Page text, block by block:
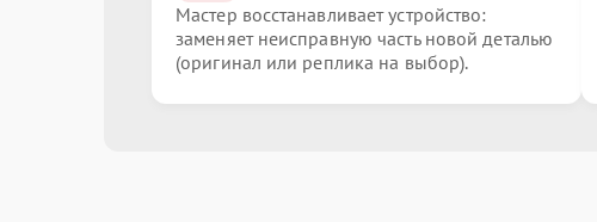
Мастер восстанавливает устройство:
заменяет неисправную часть новой деталью
(оригинал или реплика на выбор).